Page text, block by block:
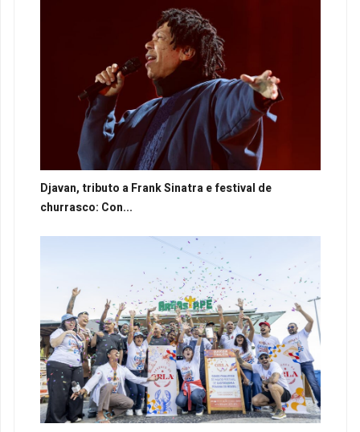
Djavan, tributo a Frank Sinatra e festival de
churrasco: Con...